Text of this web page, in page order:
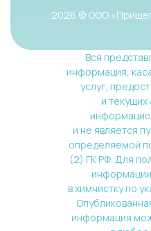
2026 © ООО
Вся
информация,
услуг,
и текущих
и не является
определяемой
(2) ГК РФ. Для
в химчистку по
информация